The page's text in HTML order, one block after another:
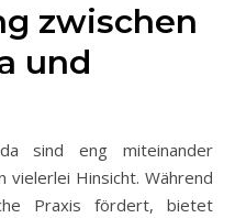
zwischen
und
sind eng miteinander
vielerlei Hinsicht. Während
Praxis fördert, bietet